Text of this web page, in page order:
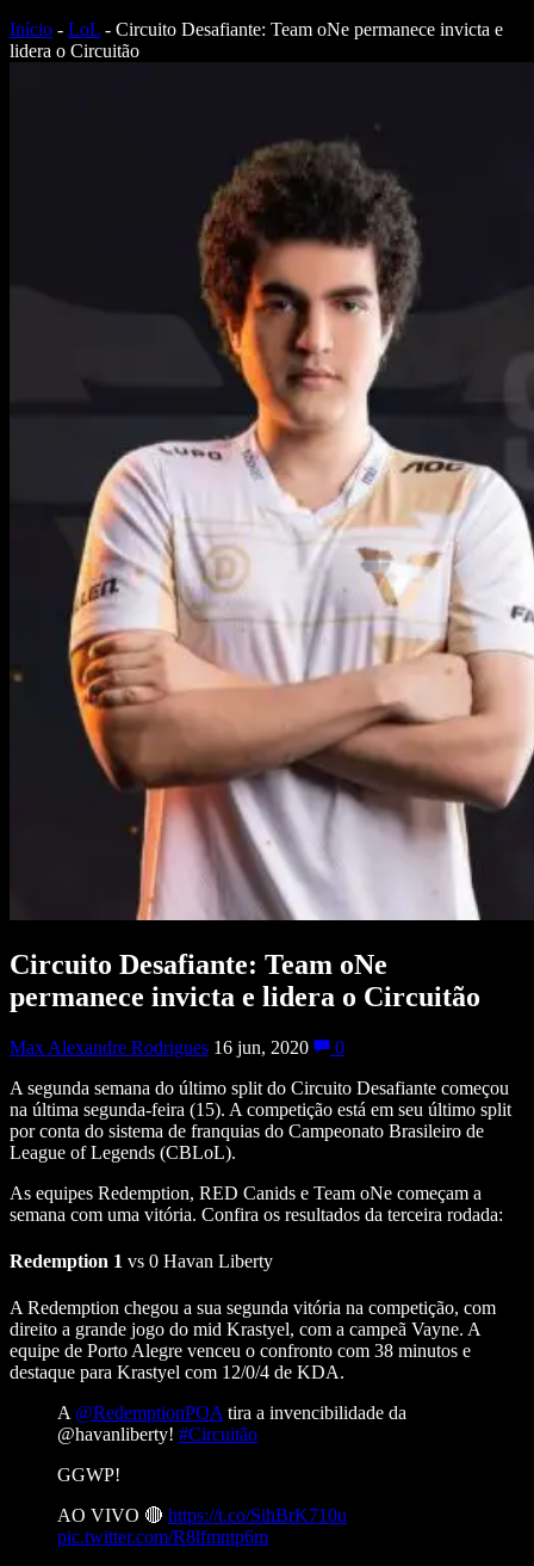
Início - LoL - Circuito Desafiante: Team oNe permanece invicta e
lidera o Circuitão
Circuito Desafiante: Team oNe
permanece invicta e lidera o Circuitão
Max Alexandre Rodrigues 16 jun, 2020
0
A segunda semana do último split do Circuito Desafiante começou
na última segunda-feira (15). A competição está em seu último split
por conta do sistema de franquias do Campeonato Brasileiro de
League of Legends (CBLoL).
As equipes Redemption, RED Canids e Team oNe começam a
semana com uma vitória. Confira os resultados da terceira rodada:
Redemption 1 vs 0 Havan Liberty
A Redemption chegou a sua segunda vitória na competição, com
direito a grande jogo do mid Krastyel, com a campeã Vayne. A
equipe de Porto Alegre venceu o confronto com 38 minutos e
destaque para Krastyel com 12/0/4 de KDA.
A @RedemptionPOA tira a invencibilidade da
@havanliberty! #Circuitão
GGWP!
AO VIVO 🔴 https://t.co/SihBrK710u
pic.twitter.com/R8lfmntp6m